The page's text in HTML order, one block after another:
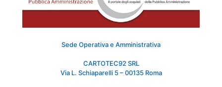
Sede Operativa e Amministrativa
CARTOTEC92 SRL
Via L. Schiaparelli 5 – 00135 Roma